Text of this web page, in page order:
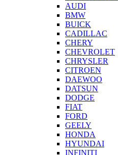
AUDI
BMW
BUICK
CADILLAC
CHERY
CHEVROLET
CHRYSLER
CITROEN
DAEWOO
DATSUN
DODGE
FIAT
FORD
GEELY
HONDA
HYUNDAI
INFINITI